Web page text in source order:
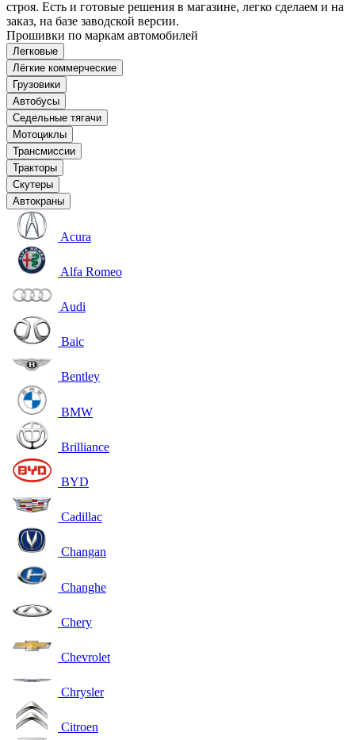
строя. Есть и готовые решения в магазине, легко сделаем и на
заказ, на базе заводской версии.
Прошивки по маркам автомобилей
Легковые
Лёгкие коммерческие
Грузовики
Автобусы
Седельные тягачи
Мотоциклы
Трансмиссии
Тракторы
Скутеры
Автокраны
Acura
Alfa Romeo
Audi
Baic
Bentley
BMW
Brilliance
BYD
Cadillac
Changan
Changhe
Chery
Chevrolet
Chrysler
Citroen